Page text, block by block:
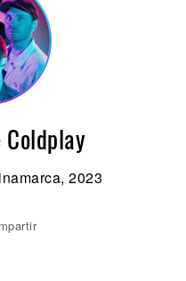
2023